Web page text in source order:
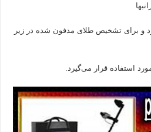
و برای تشخیص طلای مدفون شده در زیر
استفاده قرار می‌گیرد.